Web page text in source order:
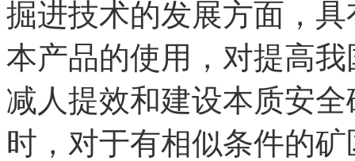
掘进技术的发展方面，
本产品的使用，对提高
减人提效和建设本质安
时，对于有相似条件的